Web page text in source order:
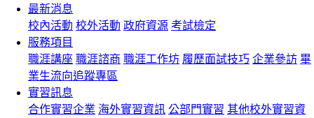
最新消息
校內活動 校外活動 政府資源 考試檢定
服務項目
職涯講座 職涯諮商 職涯工作坊 履歷面試技巧 企業參訪 畢
業生流向追蹤專區
實習訊息
合作實習企業 海外實習資訊 公部門實習 其他校外實習資